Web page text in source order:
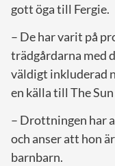
gott öga till Fergie.
– De har varit på
trädgårdarna med
väldigt inkluderad
en källa till The
– Drottningen har
och anser att hon
barnbarn.